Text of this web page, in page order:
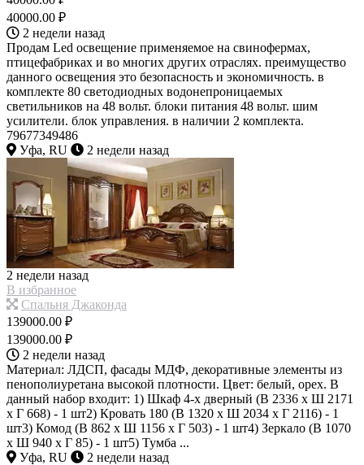
40000.00 ₽
2 недели назад
Продам Led освещение применяемое на свинофермах,
птицефабриках и во многих других отраслях. преимущество
данного освещения это безопасность и экономичность. в
комплекте 80 светодиодных водонепроницаемых
светильников на 48 вольт. блоки питания 48 вольт. шим
усилители. блок управления. в наличии 2 комплекта.
79677349486
Уфа, RU
2 недели назад
2 недели назад
В избранное
Спальня Джаконда
139000.00 ₽
139000.00 ₽
2 недели назад
Материал: ЛДСП, фасады МДФ, декоративные элементы из
пенополиуретана высокой плотности. Цвет: белый, орех. В
данный набор входит: 1) Шкаф 4-х дверный (В 2336 х Ш 2171
х Г 668) - 1 шт2) Кровать 180 (В 1320 х Ш 2034 х Г 2116) - 1
шт3) Комод (В 862 х Ш 1156 х Г 503) - 1 шт4) Зеркало (В 1070
х Ш 940 х Г 85) - 1 шт5) Тумба ...
Уфа, RU
2 недели назад